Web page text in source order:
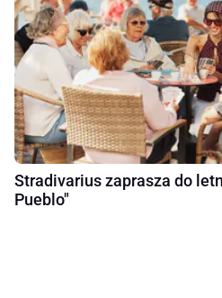
Stradivarius zaprasza do
Pueblo"